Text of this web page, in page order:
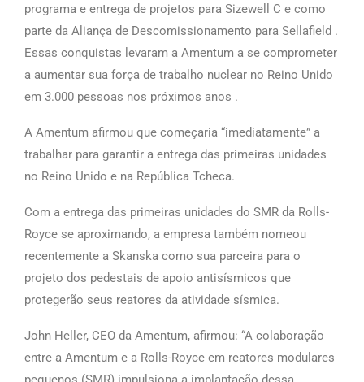
programa e entrega de projetos para Sizewell C e como
parte da Aliança de Descomissionamento para Sellafield .
Essas conquistas levaram a Amentum a se comprometer
a aumentar sua força de trabalho nuclear no Reino Unido
em 3.000 pessoas nos próximos anos .
A Amentum afirmou que começaria “imediatamente” a
trabalhar para garantir a entrega das primeiras unidades
no Reino Unido e na República Tcheca.
Com a entrega das primeiras unidades do SMR da Rolls-
Royce se aproximando, a empresa também nomeou
recentemente a Skanska como sua parceira para o
projeto dos pedestais de apoio antisísmicos que
protegerão seus reatores da atividade sísmica.
John Heller, CEO da Amentum, afirmou: “A colaboração
entre a Amentum e a Rolls-Royce em reatores modulares